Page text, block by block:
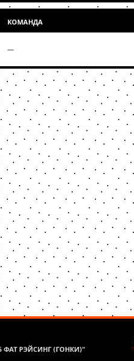
КОМАНДА
—
РЭЙСИНГ (ГОНКИ)"